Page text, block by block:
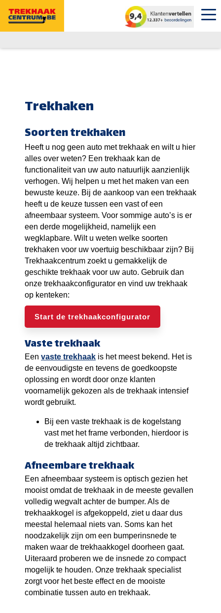
Trekhaken
Soorten trekhaken
Heeft u nog geen auto met trekhaak en wilt u hier
alles over weten? Een trekhaak kan de
functionaliteit van uw auto natuurlijk aanzienlijk
verhogen. Wij helpen u met het maken van een
bewuste keuze. Bij de aankoop van een trekhaak
heeft u de keuze tussen een vast of een
afneembaar systeem. Voor sommige auto’s is er
een derde mogelijkheid, namelijk een
wegklapbare. Wilt u weten welke soorten
trekhaken voor uw voertuig beschikbaar zijn? Bij
Trekhaakcentrum zoekt u gemakkelijk de
geschikte trekhaak voor uw auto. Gebruik dan
onze trekhaakconfigurator en vind uw trekhaak
op kenteken:
Start de trekhaakconfigurator
Vaste trekhaak
Een vaste trekhaak is het meest bekend. Het is
de eenvoudigste en tevens de goedkoopste
oplossing en wordt door onze klanten
voornamelijk gekozen als de trekhaak intensief
wordt gebruikt.
Bij een vaste trekhaak is de kogelstang
vast met het frame verbonden, hierdoor is
de trekhaak altijd zichtbaar.
Afneembare trekhaak
Een afneembaar systeem is optisch gezien het
mooist omdat de trekhaak in de meeste gevallen
volledig wegvalt achter de bumper. Als de
trekhaakkogel is afgekoppeld, ziet u daar dus
meestal helemaal niets van. Soms kan het
noodzakelijk zijn om een bumperinsnede te
maken waar de trekhaakkogel doorheen gaat.
Uiteraard proberen we de insnede zo compact
mogelijk te houden. Onze trekhaak specialist
zorgt voor het beste effect en de mooiste
combinatie tussen auto en trekhaak.